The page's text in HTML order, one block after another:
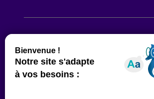
Mentions légales
Politique de
Conditions générales
Déclaration d’accessibilité